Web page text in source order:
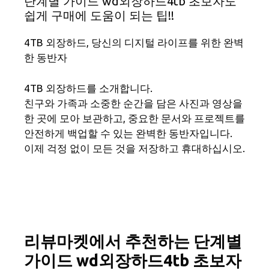
쉽게 구매에 도움이 되는 팁!!
4TB 외장하드, 당신의 디지털 라이프를 위한 완벽
한 동반자
4TB 외장하드를 소개합니다.
친구와 가족과 소중한 순간을 담은 사진과 영상을
한 곳에 모아 보관하고, 중요한 문서와 프로젝트를
안전하게 백업할 수 있는 완벽한 동반자입니다.
이제 걱정 없이 모든 것을 저장하고 휴대하십시오.
리뷰마켓에서 추천하는 단계별
가이드 wd외장하드4tb 초보자